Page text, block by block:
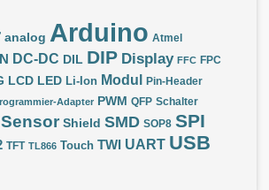
analog Arduino Atmel
DC-DC DIL DIP Display FFC FPC
LCD LED Li-Ion Modul Pin-Header
Adapter PWM QFP Schalter
Sensor Shield SMD SOP8 SPI
TFT TL866 Touch TWI UART USB